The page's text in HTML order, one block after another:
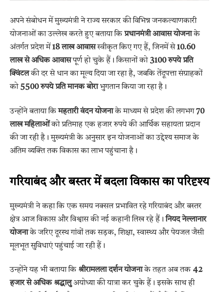
अपने संबोधन में मुख्यमंत्री ने राज्य सरकार की विभिन्न जनकल्याणकारी
योजनाओं का उल्लेख करते हुए बताया कि प्रधानमंत्री आवास योजनाके
अंतर्गत प्रदेश में18 लाख आवासस्वीकृत किए गए हैं, जिनमें से10.60
लाख से अधिक आवासपूर्ण हो चुके हैं। किसानों को 3100 रुपये प्रति
क्विंटलकी दर से धान का मूल्य दिया जा रहा है, जबकि तेंदूपत्ता संग्राहकों
को 5500 रुपये प्रति मानक बोराभुगतान किया जा रहा है।
उन्होंने बताया किमहतारी वंदन योजनाके माध्यम से प्रदेश की लगभग70
लाख महिलाओंको प्रतिमाह एक हजार रुपये की आर्थिक सहायता प्रदान
की जा रही है। मुख्यमंत्री के अनुसार इन योजनाओं का उद्देश्य समाज के
अंतिम व्यक्ति तक विकास का लाभ पहुंचाना है।
गरियाबंद और बस्तर में बदला विकास का परिदृश्य
मुख्यमंत्री ने कहा कि एक समय नक्सल प्रभावित रहे गरियाबंद और बस्तर
क्षेत्र आज विकास और विश्वास की नई कहानी लिख रहे हैं।नियद नेल्लानार
योजनाके जरिए दूरस्थ गांवों तक सड़क, शिक्षा, स्वास्थ्य और पेयजल जैसी
मूलभूत सुविधाएं पहुंचाई जा रही हैं।
उन्होंने यह भी बताया कि श्रीरामलला दर्शन योजनाके तहत अब तक 42
हजार से अधिक श्रद्धालुअयोध्या की यात्रा कर चुके हैं। इसके साथ ही